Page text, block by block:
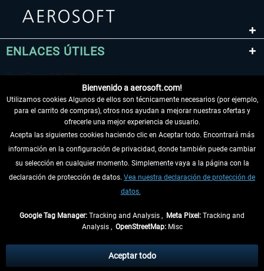
ENLACES ÚTILES
DESISTIR DEL CONTRATO
INFORMACIÓN
tasas de recepción si no se describe lo contrario
** De aplicación a envíos dentro de Alemania. Los plazos de envío para los
Bienvenido a aerosoft.com!
Utilizamos cookies Algunos de ellos son técnicamente necesarios (por ejemplo,
para el carrito de compras), otros nos ayudan a mejorar nuestras ofertas y
ofrecerle una mejor experiencia de usuario.
Acepta las siguientes cookies haciendo clic en Aceptar todo. Encontrará más
información en la configuración de privacidad, donde también puede cambiar
su selección en cualquier momento. Simplemente vaya a la página con la
declaración de protección de datos. Vea nuestra declaración de protección de
datos.
Google Tag Manager: Tracking and Analysis , Meta Pixel: Tracking and
Analysis , OpenStreetMap:Misc
Aceptar todo